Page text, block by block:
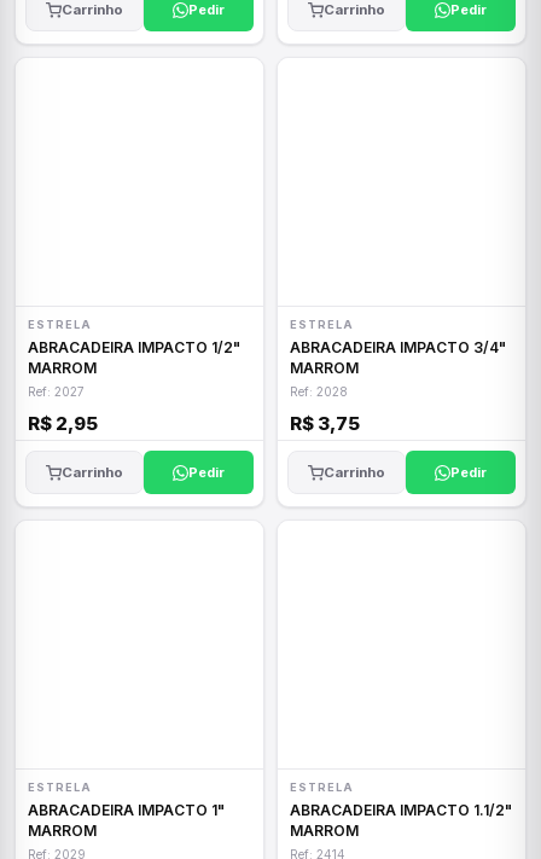
Carrinho Pedir Carrinho Pedir
ESTRELA
ABRACADEIRA IMPACTO 1/2"
MARROM
Ref: 2027
R$ 2,95
Carrinho Pedir
ESTRELA
ABRACADEIRA IMPACTO 3/4"
MARROM
Ref: 2028
R$ 3,75
Carrinho Pedir
ESTRELA
ABRACADEIRA IMPACTO 1"
MARROM
Ref: 2029
ESTRELA
ABRACADEIRA IMPACTO 1.1/2"
MARROM
Ref: 2414